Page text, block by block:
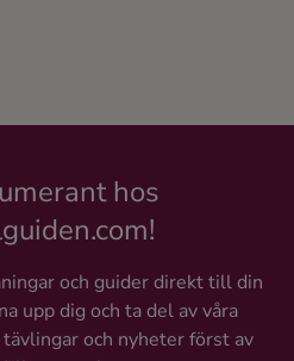
hos
och guider direkt till din
upp dig och ta del av våra
och nyheter först av